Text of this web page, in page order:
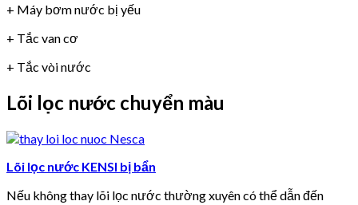
+ Máy bơm nước bị yếu
+ Tắc van cơ
+ Tắc vòi nước
Lõi lọc nước chuyển màu
Lõi lọc nước KENSI bị bẩn
Nếu không thay lõi lọc nước thường xuyên có thể dẫn đến